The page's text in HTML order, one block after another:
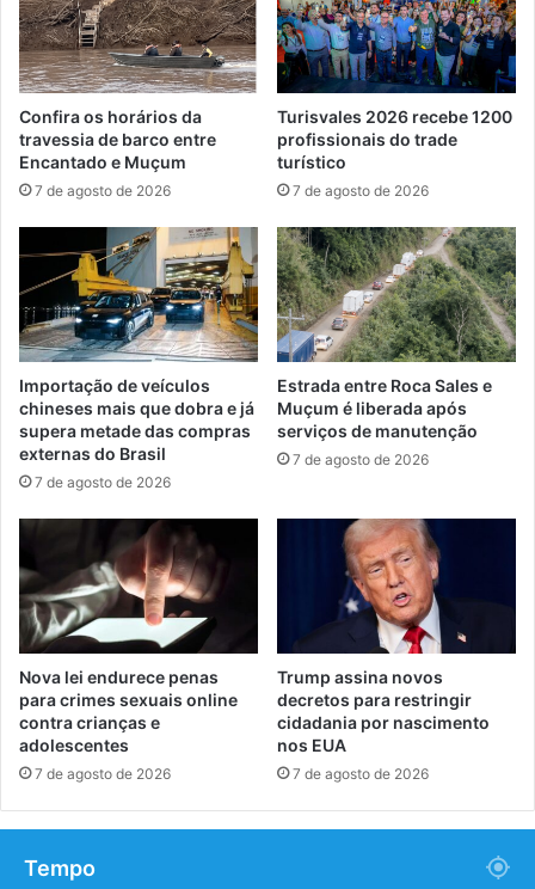
Confira os horários da
travessia de barco entre
Encantado e Muçum
7 de agosto de 2026
Turisvales 2026 recebe 1200
profissionais do trade
turístico
7 de agosto de 2026
Importação de veículos
chineses mais que dobra e já
supera metade das compras
externas do Brasil
7 de agosto de 2026
Estrada entre Roca Sales e
Muçum é liberada após
serviços de manutenção
7 de agosto de 2026
Nova lei endurece penas
para crimes sexuais online
contra crianças e
adolescentes
7 de agosto de 2026
Trump assina novos
decretos para restringir
cidadania por nascimento
nos EUA
7 de agosto de 2026
Tempo